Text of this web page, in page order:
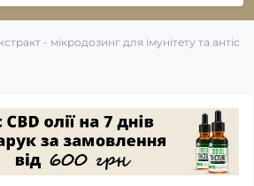
- мікродозинг для імунітету та